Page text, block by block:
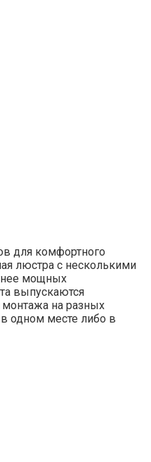
для комфортного
люстра с несколькими
мощных
выпускаются
на разных
в одном месте либо в